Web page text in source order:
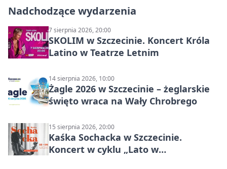
Nadchodzące wydarzenia
7 sierpnia 2026, 20:00
SKOLIM w Szczecinie. Koncert Króla
Latino w Teatrze Letnim
14 sierpnia 2026, 10:00
Żagle 2026 w Szczecinie – żeglarskie
święto wraca na Wały Chrobrego
15 sierpnia 2026, 20:00
Kaśka Sochacka w Szczecinie.
Koncert w cyklu „Lato w